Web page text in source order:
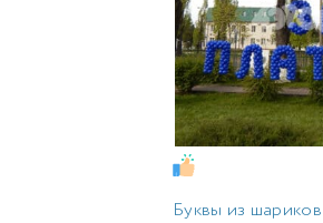
Буквы из шариков